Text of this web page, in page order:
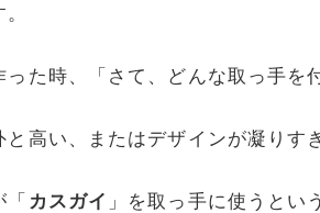
った時、「さて、どんな取っ手を
高い、またはデザインが凝りす
「 カスガイ 」を取っ手に使うとい